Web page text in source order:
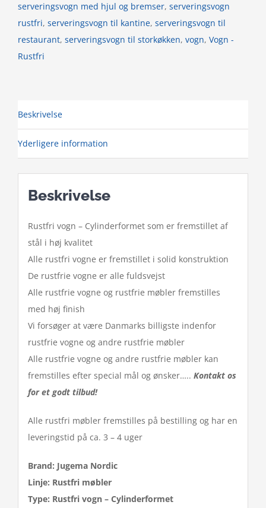
serveringsvogn med hjul og bremser, serveringsvogn
rustfri, serveringsvogn til kantine, serveringsvogn til
restaurant, serveringsvogn til storkøkken, vogn, Vogn -
Rustfri
Beskrivelse
Yderligere information
Beskrivelse
Rustfri vogn – Cylinderformet som er fremstillet af
stål i høj kvalitet
Alle rustfri vogne er fremstillet i solid konstruktion
De rustfrie vogne er alle fuldsvejst
Alle rustfrie vogne og rustfrie møbler fremstilles
med høj finish
Vi forsøger at være Danmarks billigste indenfor
rustfrie vogne og andre rustfrie møbler
Alle rustfrie vogne og andre rustfrie møbler kan
fremstilles efter special mål og ønsker….. Kontakt os
for et godt tilbud!
Alle rustfri møbler fremstilles på bestilling og har en
leveringstid på ca. 3 – 4 uger
Brand: Jugema Nordic
Linje: Rustfri møbler
Type: Rustfri vogn – Cylinderformet